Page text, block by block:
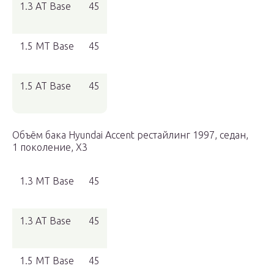
1.3 AT Base 45
1.5 MT Base 45
1.5 AT Base 45
Объём бака Hyundai Accent рестайлинг 1997, седан,
1 поколение, X3
1.3 MT Base 45
1.3 AT Base 45
1.5 MT Base 45